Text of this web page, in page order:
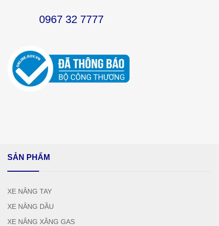
0967 32 7777
SẢN PHẨM
XE NÂNG TAY
XE NÂNG DẦU
XE NÂNG XĂNG GAS